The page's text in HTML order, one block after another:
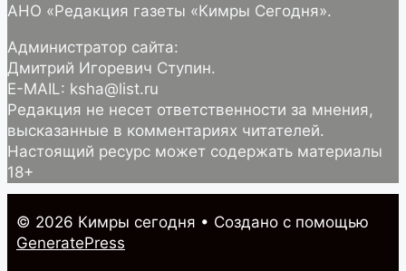
АНО «Редакция газеты «Кимры Сегодня».
Администратор сайта:
Дмитрий Игоревич Ступин.
E-MAIL: ksha@list.ru
Редакция не несет ответственности за мнения,
высказанные в комментариях читателей.
Настоящий ресурс может содержать материалы
18+
© 2026 Кимры cегодня • Создано с помощью
GeneratePress